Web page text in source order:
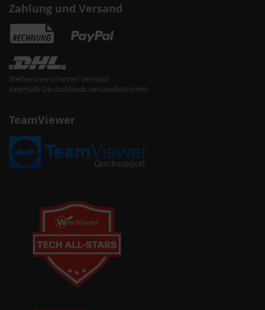
Zahlung und Versand
Weltweit versicherter Versand
Innerhalb Deutschlands versandkostenfrei
TeamViewer